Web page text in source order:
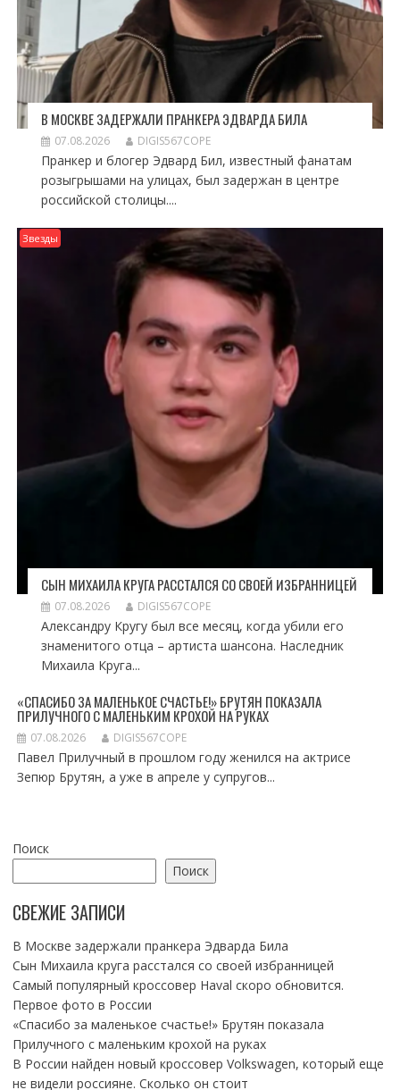
В МОСКВЕ ЗАДЕРЖАЛИ ПРАНКЕРА ЭДВАРДА БИЛА
07.08.2026 DIGIS567COPE
Пранкер и блогер Эдвард Бил, известный фанатам
розыгрышами на улицах, был задержан в центре
российской столицы....
Звезды
СЫН МИХАИЛА КРУГА РАССТАЛСЯ СО СВОЕЙ ИЗБРАННИЦЕЙ
07.08.2026 DIGIS567COPE
Александру Кругу был все месяц, когда убили его
знаменитого отца – артиста шансона. Наследник
Михаила Круга...
«СПАСИБО ЗА МАЛЕНЬКОЕ СЧАСТЬЕ!» БРУТЯН ПОКАЗАЛА
ПРИЛУЧНОГО С МАЛЕНЬКИМ КРОХОЙ НА РУКАХ
07.08.2026 DIGIS567COPE
Павел Прилучный в прошлом году женился на актрисе
Зепюр Брутян, а уже в апреле у супругов...
Поиск
Поиск
СВЕЖИЕ ЗАПИСИ
В Москве задержали пранкера Эдварда Била
Сын Михаила круга расстался со своей избранницей
Самый популярный кроссовер Haval скоро обновится.
Первое фото в России
«Спасибо за маленькое счастье!» Брутян показала
Прилучного с маленьким крохой на руках
В России найден новый кроссовер Volkswagen, который еще
не видели россияне. Сколько он стоит